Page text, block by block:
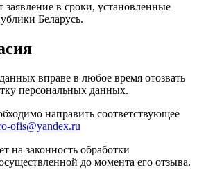
заявление в сроки, установленные
Беларусь.
вправе в любое время отозвать
персональных данных.
направить соответствующее
ofis@yandex.ru
на законность обработки
до момента его отзыва.